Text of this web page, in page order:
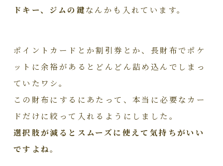
ドキー、ジムの鍵なんかも入れています。
ポイントカードとか割引券とか、長財布でポケ
ットに余裕があるとどんどん詰め込んでしまっ
ていたワシ。
この財布にするにあたって、本当に必要なカー
ドだけに絞って入れるようにしました。
選択肢が減るとスムーズに使えて気持ちがいい
ですよね。